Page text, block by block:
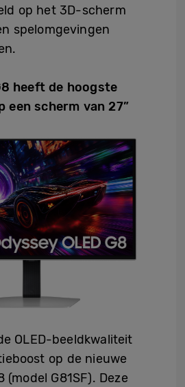
op het 3D-scherm
spelomgevingen
heeft de hoogste
een scherm van 27”
OLED-beeldkwaliteit
op de nieuwe
(model G81SF). Deze